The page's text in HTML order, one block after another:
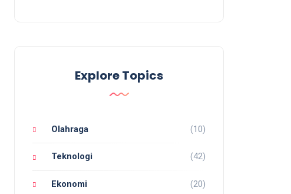
Explore Topics
Olahraga (10)
Teknologi (42)
Ekonomi (20)